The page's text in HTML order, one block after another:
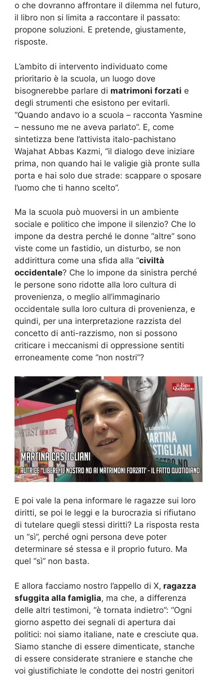
o che dovranno affrontare il dilemma nel futuro,
il libro non si limita a raccontare il passato:
propone soluzioni. E pretende, giustamente,
risposte.
L’ambito di intervento individuato come
prioritario è la scuola, un luogo dove
bisognerebbe parlare di matrimoni forzati e
degli strumenti che esistono per evitarli.
“Quando andavo io a scuola – racconta Yasmine
– nessuno me ne aveva parlato”. E, come
sintetizza bene l’attivista italo-pachistano
Wajahat Abbas Kazmi, “il dialogo deve iniziare
prima, non quando hai le valigie già pronte sulla
porta e hai solo due strade: scappare o sposare
l’uomo che ti hanno scelto”.
Ma la scuola può muoversi in un ambiente
sociale e politico che impone il silenzio? Che lo
impone da destra perché le donne “altre” sono
viste come un fastidio, un disturbo, se non
addirittura come una sfida alla “civiltà
occidentale? Che lo impone da sinistra perché
le persone sono ridotte alla loro cultura di
provenienza, o meglio all’immaginario
occidentale sulla loro cultura di provenienza, e
quindi, per una interpretazione razzista del
concetto di anti-razzismo, non si possono
criticare i meccanismi di oppressione sentiti
erroneamente come “non nostri”?
E poi vale la pena informare le ragazze sui loro
diritti, se poi le leggi e la burocrazia si rifiutano
di tutelare quegli stessi diritti? La risposta resta
un “sì”, perché ogni persona deve poter
determinare sé stessa e il proprio futuro. Ma
quel “sì” non basta.
E allora facciamo nostro l’appello di X, ragazza
sfuggita alla famiglia, ma che, a differenza
delle altri testimoni, “è tornata indietro”: “Ogni
giorno aspetto dei segnali di apertura dai
politici: noi siamo italiane, nate e cresciute qua.
Siamo stanche di essere dimenticate, stanche
di essere considerate straniere e stanche che
voi giustifichiate le condotte dei nostri genitori